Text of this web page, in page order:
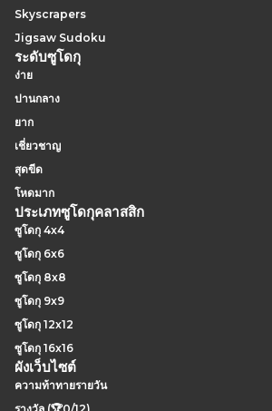
Skyscrapers
Jigsaw Sudoku
ระดับซูโดกุ
ง่าย
ปานกลาง
ยาก
เชี่ยวชาญ
สุดขีด
โหดมาก
ประเภทซูโดกุคลาสสิก
ซูโดกุ 4x4
ซูโดกุ 6x6
ซูโดกุ 8x8
ซูโดกุ 9x9
ซูโดกุ 12x12
ซูโดกุ 16x16
ผังเว็บไซต์
ความท้าทายรายวัน